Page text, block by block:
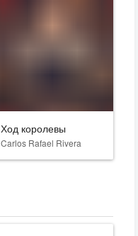
Ход королевы
Carlos Rafael Rivera